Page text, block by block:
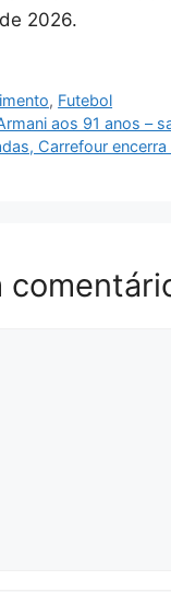
2026.
, Futebol
aos 91 anos –
Carrefour